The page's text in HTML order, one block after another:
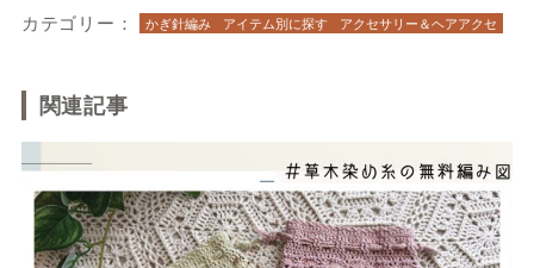
カテゴリー： かぎ針編み アイテム別に探す アクセサリー＆ヘアアクセ
関連記事